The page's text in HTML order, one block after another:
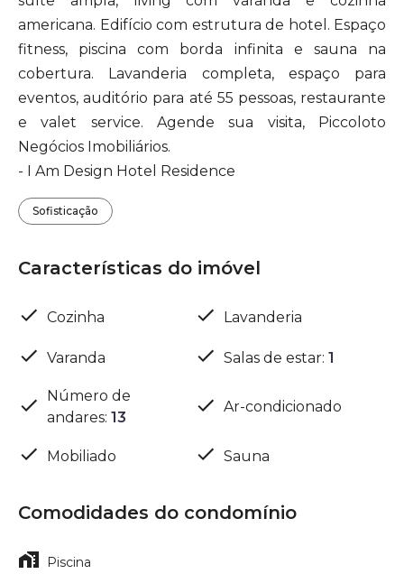
americana. Edifício com estrutura de hotel. Espaço
fitness, piscina com borda infinita e sauna na
cobertura. Lavanderia completa, espaço para
eventos, auditório para até 55 pessoas, restaurante
e valet service. Agende sua visita, Piccoloto
Negócios Imobiliários.
- I Am Design Hotel Residence
Sofisticação
Características do imóvel
Cozinha Lavanderia
Varanda Salas de estar: 1
Número de
andares: 13
Ar-condicionado
Mobiliado Sauna
Comodidades do condomínio
Piscina